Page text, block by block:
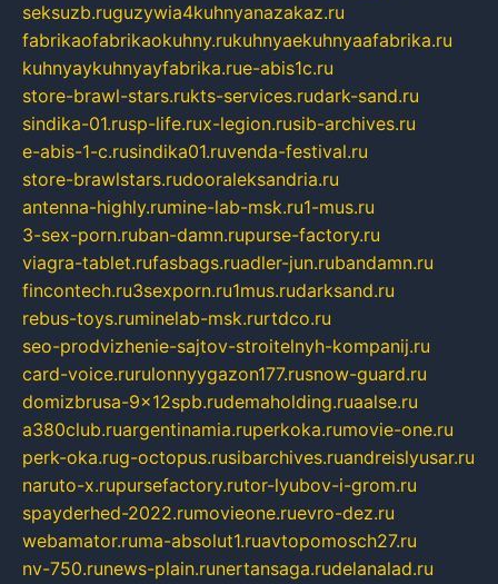
seksuzb.ruguzywia4kuhnyanazakaz.ru
fabrikaofabrikaokuhny.rukuhnyaekuhnyaafabrika.ru
kuhnyaykuhnyayfabrika.rue-abis1c.ru
store-brawl-stars.rukts-services.rudark-sand.ru
sindika-01.rusp-life.rux-legion.rusib-archives.ru
e-abis-1-c.rusindika01.ruvenda-festival.ru
store-brawlstars.rudooraleksandria.ru
antenna-highly.rumine-lab-msk.ru1-mus.ru
3-sex-porn.ruban-damn.rupurse-factory.ru
viagra-tablet.rufasbags.ruadler-jun.rubandamn.ru
fincontech.ru3sexporn.ru1mus.rudarksand.ru
rebus-toys.ruminelab-msk.rurtdco.ru
seo-prodvizhenie-sajtov-stroitelnyh-kompanij.ru
card-voice.rurulonnyygazon177.rusnow-guard.ru
domizbrusa-9x12spb.rudemaholding.ruaalse.ru
a380club.ruargentinamia.ruperkoka.rumovie-one.ru
perk-oka.rug-octopus.rusibarchives.ruandreislyusar.ru
naruto-x.rupursefactory.rutor-lyubov-i-grom.ru
spayderhed-2022.rumovieone.ruevro-dez.ru
webamator.ruma-absolut1.ruavtopomosch27.ru
nv-750.runews-plain.runertansaga.rudelanalad.ru